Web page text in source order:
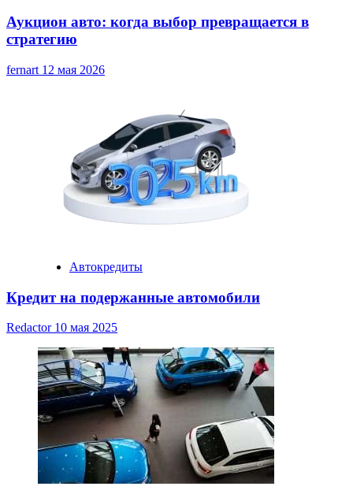
Аукцион авто: когда выбор превращается в
стратегию
fernart 12 мая 2026
Автокредиты
Кредит на подержанные автомобили
Redactor 10 мая 2025